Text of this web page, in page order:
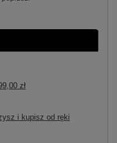
zł
i kupisz od ręki